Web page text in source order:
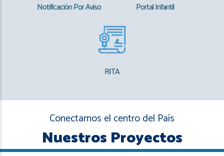
Notificación Por Aviso Portal Infantil
RITA
Conectamos el centro del País
Nuestros Proyectos